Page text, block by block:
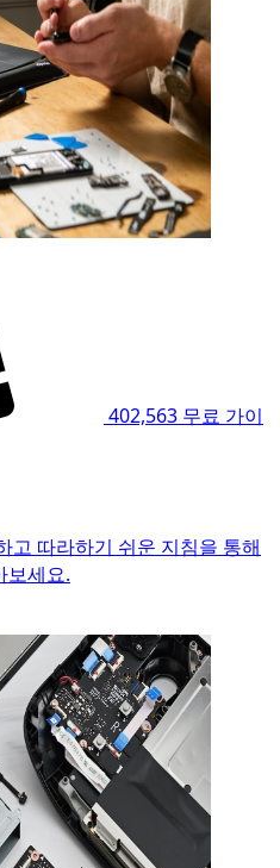
402,563 무료 가이
고 따라하기 쉬운 지침을 통해
보세요.